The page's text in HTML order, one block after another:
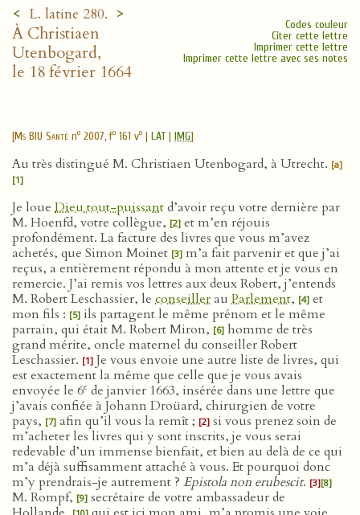
< L. latine 280. >
À Christiaen
Utenbogard,
le 18 février 1664
Codes couleur
Citer cette lettre
Imprimer cette lettre
Imprimer cette lettre avec ses notes
[Ms BIU Santé no 2007, fo 161 vo | LAT| IMG]
Au très distingué M. Christiaen Utenbogard, à Utrecht. [a]
[1]
Je loue Dieu tout-puissantd’avoir reçu votre dernière par
M. Hoenfd, votre collègue, [2] et m’en réjouis
profondément. La facture des livres que vous m’avez
achetés, que Simon Moinet [3] m’a fait parvenir et que j’ai
reçus, a entièrement répondu à mon attente et je vous en
remercie. J’ai remis vos lettres aux deux Robert, j’entends
M. Robert Leschassier, le conseillerau Parlement, [4] et
mon fils : [5] ils partagent le même prénom et le même
parrain, qui était M. Robert Miron, [6] homme de très
grand mérite, oncle maternel du conseiller Robert
Leschassier. [1] Je vous envoie une autre liste de livres, qui
est exactement la même que celle que je vous avais
envoyée le 6e de janvier 1663, insérée dans une lettre que
j’avais confiée à Johann Droüard, chirurgien de votre
pays, [7] afin qu’il vous la remît ; [2] si vous prenez soin de
m’acheter les livres qui y sont inscrits, je vous serai
redevable d’un immense bienfait, et bien au delà de ce qui
m’a déjà suffisamment attaché à vous. Et pourquoi donc
m’y prendrais-je autrement ? Epistola non erubescit. [3][8]
M. Rompf, [9] secrétaire de votre ambassadeur de